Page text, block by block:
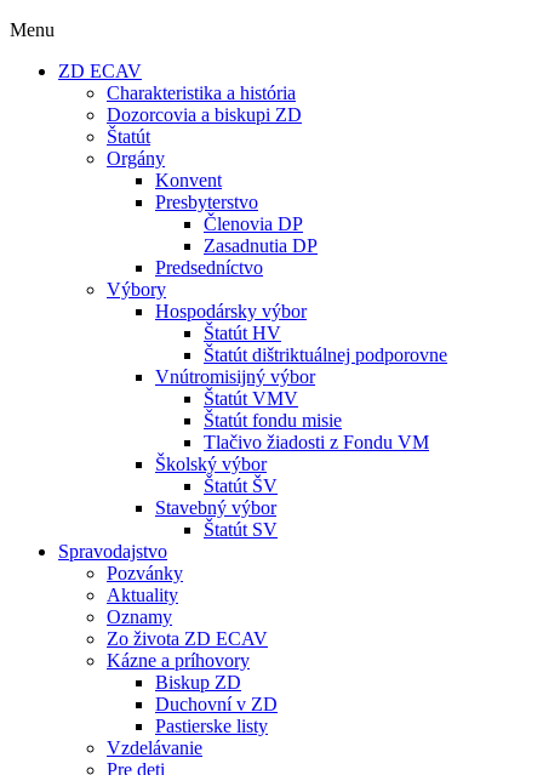
Menu
ZD ECAV
Charakteristika a história
Dozorcovia a biskupi ZD
Štatút
Orgány
Konvent
Presbyterstvo
Členovia DP
Zasadnutia DP
Predsedníctvo
Výbory
Hospodársky výbor
Štatút HV
Štatút dištriktuálnej podporovne
Vnútromisijný výbor
Štatút VMV
Štatút fondu misie
Tlačivo žiadosti z Fondu VM
Školský výbor
Štatút ŠV
Stavebný výbor
Štatút SV
Spravodajstvo
Pozvánky
Aktuality
Oznamy
Zo života ZD ECAV
Kázne a príhovory
Biskup ZD
Duchovní v ZD
Pastierske listy
Vzdelávanie
Pre deti